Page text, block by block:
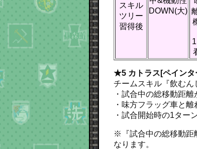
スキル
ツリー
習得後
DOWN(大)
★5 カトラス[ペインタ
チームスキル『飲むん
・試合中の総移動距
・味方フラッグ車と
・試合開始時の1ター
※『試合中の総移動距
なります。